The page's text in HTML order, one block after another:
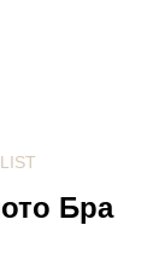
Бра